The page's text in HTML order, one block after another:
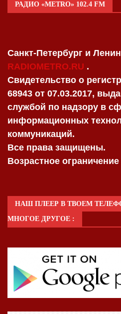
РАДИО «METRO» 102.4 FM
Санкт-Петербург и
RADIOMETRO.RU .
Свидетельство о
68943 от 07.03.2017,
службой по надзору в
информационных
коммуникаций.
Все права защищены.
Возрастное ограничение
НАШ ПЛЕЕР В ТВОЕМ
МНОГОЕ ДРУГОЕ :